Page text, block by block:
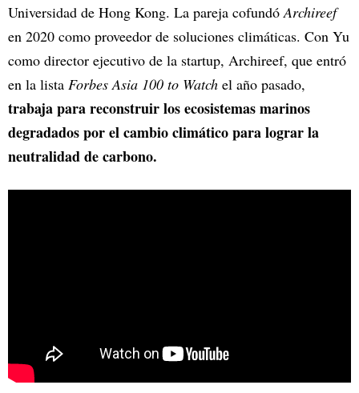
Universidad de Hong Kong. La pareja cofundóArchireef
en 2020 como proveedor de soluciones climáticas. Con Yu
como director ejecutivo de la startup, Archireef, que entró
en la lista Forbes Asia 100 to Watch el año pasado,
trabaja para reconstruir los ecosistemas marinos
degradados por el cambio climático para lograr la
neutralidad de carbono.